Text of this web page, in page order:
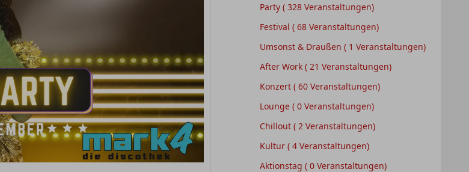
Party ( 328 Veranstaltungen)
Festival ( 68 Veranstaltungen)
Umsonst & Draußen ( 1 Veranstaltungen)
After Work ( 21 Veranstaltungen)
Konzert ( 60 Veranstaltungen)
Lounge ( 0 Veranstaltungen)
Chillout ( 2 Veranstaltungen)
Kultur ( 4 Veranstaltungen)
Aktionstag ( 0 Veranstaltungen)